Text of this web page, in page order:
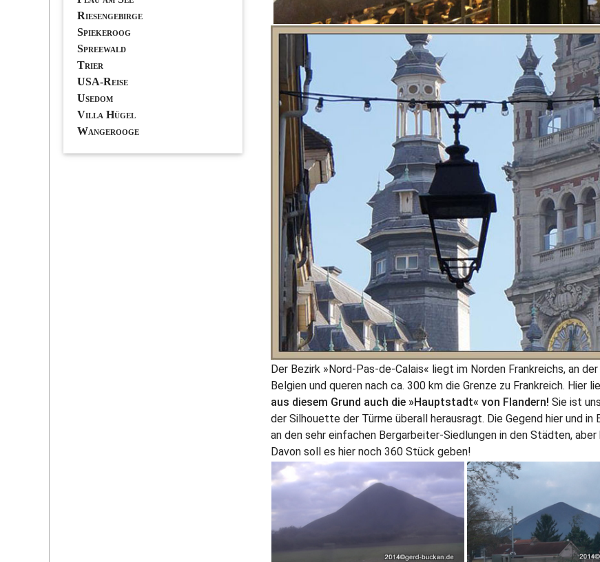
Riesengebirge
Spiekeroog
Spreewald
Trier
USA-Reise
Usedom
Villa Hügel
Wangerooge
Der Bezirk »Nord-Pas-de-Calais« liegt im Norden Frankreichs, an
Belgien und queren nach ca. 300 km die Grenze zu Frankreich. Hier
aus diesem Grund auch die »Hauptstadt« von Flandern! Sie ist
der Silhouette der Türme überall herausragt. Die Gegend hier und
an den sehr einfachen Bergarbeiter-Siedlungen in den Städten,
Davon soll es hier noch 360 Stück geben!